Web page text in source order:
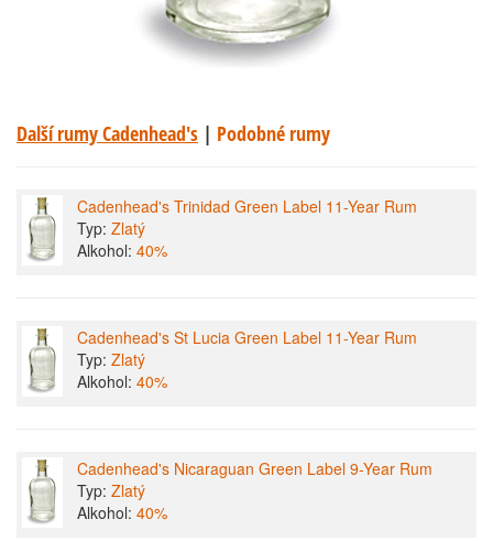
Další rumy Cadenhead's | Podobné rumy
Cadenhead's Trinidad Green Label 11-Year Rum
Typ: Zlatý
Alkohol: 40%
Cadenhead's St Lucia Green Label 11-Year Rum
Typ: Zlatý
Alkohol: 40%
Cadenhead's Nicaraguan Green Label 9-Year Rum
Typ: Zlatý
Alkohol: 40%